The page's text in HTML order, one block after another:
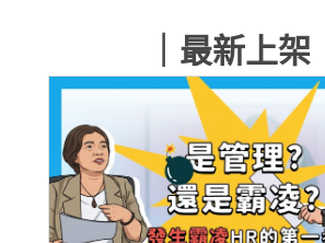
｜最新上架｜